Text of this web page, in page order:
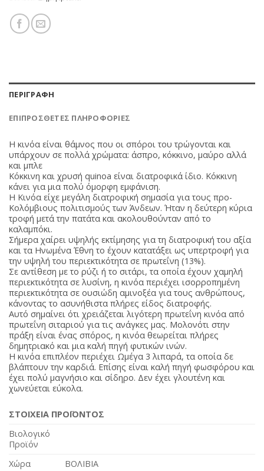
ΠΕΡΙΓΡΑΦΉ
ΕΠΙΠΡΌΣΘΕΤΕΣ ΠΛΗΡΟΦΟΡΊΕΣ
Η κινόα είναι θάμνος που οι σπόροι του τρώγονται και
υπάρχουν σε πολλά χρώματα: άσπρο, κόκκινο, μαύρο αλλά
και μπλε
Κόκκινη και χρυσή quinoa είναι διατροφικά ίδιο. Κόκκινη
κάνει για μια πολύ όμορφη εμφάνιση.
Η Κινόα είχε μεγάλη διατροφική σημασία για τους προ-
Κολόμβιους πολιτισμούς των Άνδεων. Ήταν η δεύτερη κύρια
τροφή μετά την πατάτα και ακολουθούνταν από το
καλαμπόκι.
Σήμερα χαίρει υψηλής εκτίμησης για τη διατροφική του αξία
και τα Ηνωμένα Έθνη το έχουν κατατάξει ως υπερτροφή για
την υψηλή του περιεκτικότητα σε πρωτεΐνη (13%).
Σε αντίθεση με το ρύζι ή το σιτάρι, τα οποία έχουν χαμηλή
περιεκτικότητα σε λυσίνη, η κινόα περιέχει ισορροπημένη
περιεκτικότητα σε ουσιώδη αμινοξέα για τους ανθρώπους,
κάνοντας το ασυνήθιστα πλήρες είδος διατροφής.
Αυτό σημαίνει ότι χρειάζεται λιγότερη πρωτεΐνη κινόα από
πρωτεΐνη σιταριού για τις ανάγκες μας. Μολονότι στην
πράξη είναι ένας σπόρος, η κινόα θεωρείται πλήρες
δημητριακό και μια καλή πηγή φυτικών ινών.
Η κινόα επιπλέον περιέχει Ωμέγα 3 λιπαρά, τα οποία δε
βλάπτουν την καρδιά. Επίσης είναι καλή πηγή φωσφόρου και
έχει πολύ μαγνήσιο και σίδηρο. Δεν έχει γλουτένη και
χωνεύεται εύκολα.
ΣΤΟΙΧΕΙΑ ΠΡΟΪΟΝΤΟΣ
Βιολογικό
Προϊόν
Χώρα
ΒΟΛΙΒΙΑ